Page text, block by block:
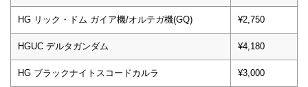
HG リック・ドム ガイア機/オルテガ機(GQ) ¥2,750
HGUC デルタガンダム ¥4,180
HG ブラックナイトスコードカルラ ¥3,000